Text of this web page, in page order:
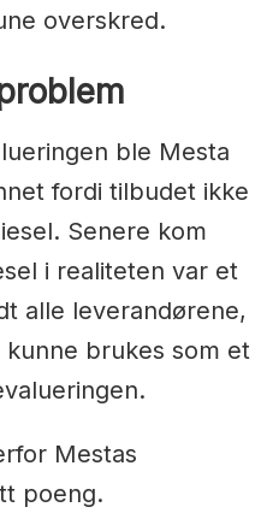
overskred.
ble Mesta
fordi tilbudet ikke
Senere kom
i realiteten var et
alle leverandørene,
brukes som et
Mestas
poeng.